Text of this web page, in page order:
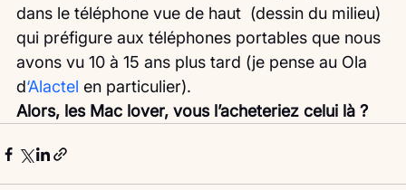
dans le téléphone vue de haut  (dessin du milieu)
qui préfigure aux téléphones portables que nous
avons vu 10 à 15 ans plus tard (je pense au Ola
d‘Alactel en particulier).
Alors, les Mac lover, vous l’acheteriez celui là ?